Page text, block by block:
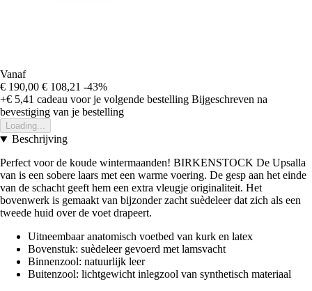
Vanaf
€ 190,00 € 108,21 -43%
+€ 5,41 cadeau voor je volgende bestelling Bijgeschreven na
bevestiging van je bestelling
Loading...
Beschrijving
Perfect voor de koude wintermaanden! BIRKENSTOCK De Upsalla
van is een sobere laars met een warme voering. De gesp aan het einde
van de schacht geeft hem een extra vleugje originaliteit. Het
bovenwerk is gemaakt van bijzonder zacht suèdeleer dat zich als een
tweede huid over de voet drapeert.
Uitneembaar anatomisch voetbed van kurk en latex
Bovenstuk: suèdeleer gevoerd met lamsvacht
Binnenzool: natuurlijk leer
Buitenzool: lichtgewicht inlegzool van synthetisch materiaal